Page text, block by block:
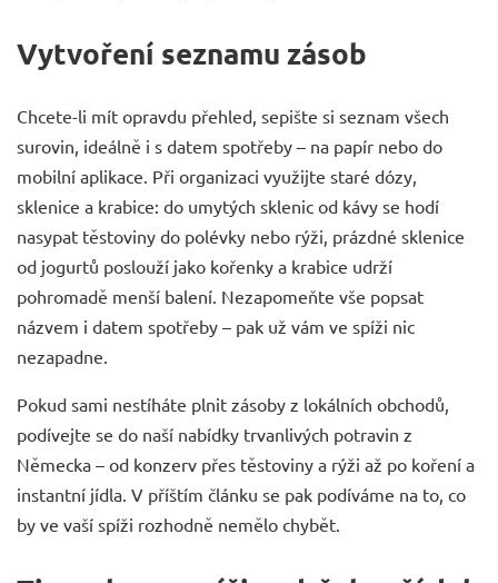
Vytvoření seznamu zásob
Chcete-li mít opravdu přehled, sepište si seznam všech
surovin, ideálně i s datem spotřeby – na papír nebo do
mobilní aplikace. Při organizaci využijte staré dózy,
sklenice a krabice: do umytých sklenic od kávy se hodí
nasypat těstoviny do polévky nebo rýži, prázdné sklenice
od jogurtů poslouží jako kořenky a krabice udrží
pohromadě menší balení. Nezapomeňte vše popsat
názvem i datem spotřeby – pak už vám ve spíži nic
nezapadne.
Pokud sami nestíháte plnit zásoby z lokálních obchodů,
podívejte se do naší nabídky trvanlivých potravin z
Německa – od konzerv přes těstoviny a rýži až po koření a
instantní jídla. V příštím článku se pak podíváme na to, co
by ve vaší spíži rozhodně nemělo chybět.